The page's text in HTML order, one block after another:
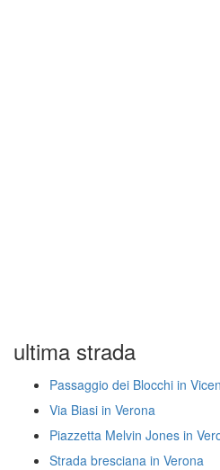
ultima strada
Passaggio dei Blocchi in
Via Biasi in Verona
Piazzetta Melvin Jones in
Strada bresciana in Verona